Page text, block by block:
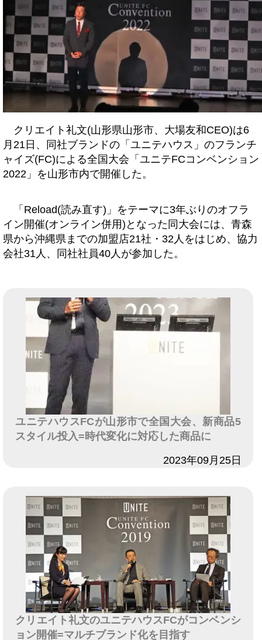
クリエイト礼文(山形県山形市、大場友和CEO)は6
月21日、同社ブランドの「ユニテハウス」のフランチ
ャイズ(FC)による全国大会「ユニテFCコンベンション
2022」を山形市内で開催した。
「Reload(読み直す)」をテーマに3年ぶりのオフラ
イン開催(オンライン併用)となった同大会には、青森
県から沖縄県までの加盟店21社・32人をはじめ、協力
会社31人、同社社員40人が参加した。
ユニテハウスFCが山形市で全国大会、新商品5
スタイル投入=時代変化に対応した商品に
2023年09月25日
クリエイト礼文のユニテハウスFCがコンベンシ
ョン開催=マルチブランド化を目指す